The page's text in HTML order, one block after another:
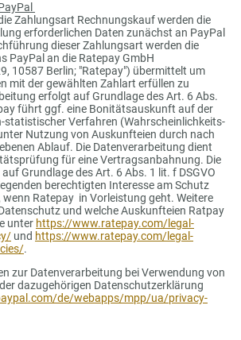
Zahlungsart Rechnungskauf werden die
erforderlichen Daten zunächst an PayPal
dieser Zahlungsart werden die
PayPal an die Ratepay GmbH
10587 Berlin; "Ratepay") übermittelt um
mit der gewählten Zahlart erfüllen zu
erfolgt auf Grundlage des Art. 6 Abs.
führt ggf. eine Bonitätsauskunft auf der
statistischer Verfahren (Wahrscheinlichkeits-
Nutzung von Auskunfteien durch nach
Ablauf. Die Datenverarbeitung dient
für eine Vertragsanbahnung. Die
Grundlage des Art. 6 Abs. 1 lit. f DSGVO
berechtigten Interesse am Schutz
Ratepay in Vorleistung geht. Weitere
und welche Auskunfteien Ratpay
unter https://www.ratepay.com/legal-
und https://www.ratepay.com/legal-
.
zur Datenverarbeitung bei Verwendung von
dazugehörigen Datenschutzerklärung
de/webapps/mpp/ua/privacy-